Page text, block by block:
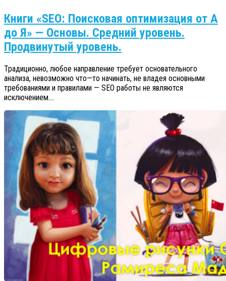
Книги «SEO: Поисковая оптимизация от А
до Я» — Основы. Средний уровень.
Продвинутый уровень.
Традиционно, любое направление требует основательного
анализа, невозможно что—то начинать, не владея основными
требованиями и правилами — SEO работы не являются
исключением....